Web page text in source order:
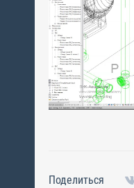
Поделиться